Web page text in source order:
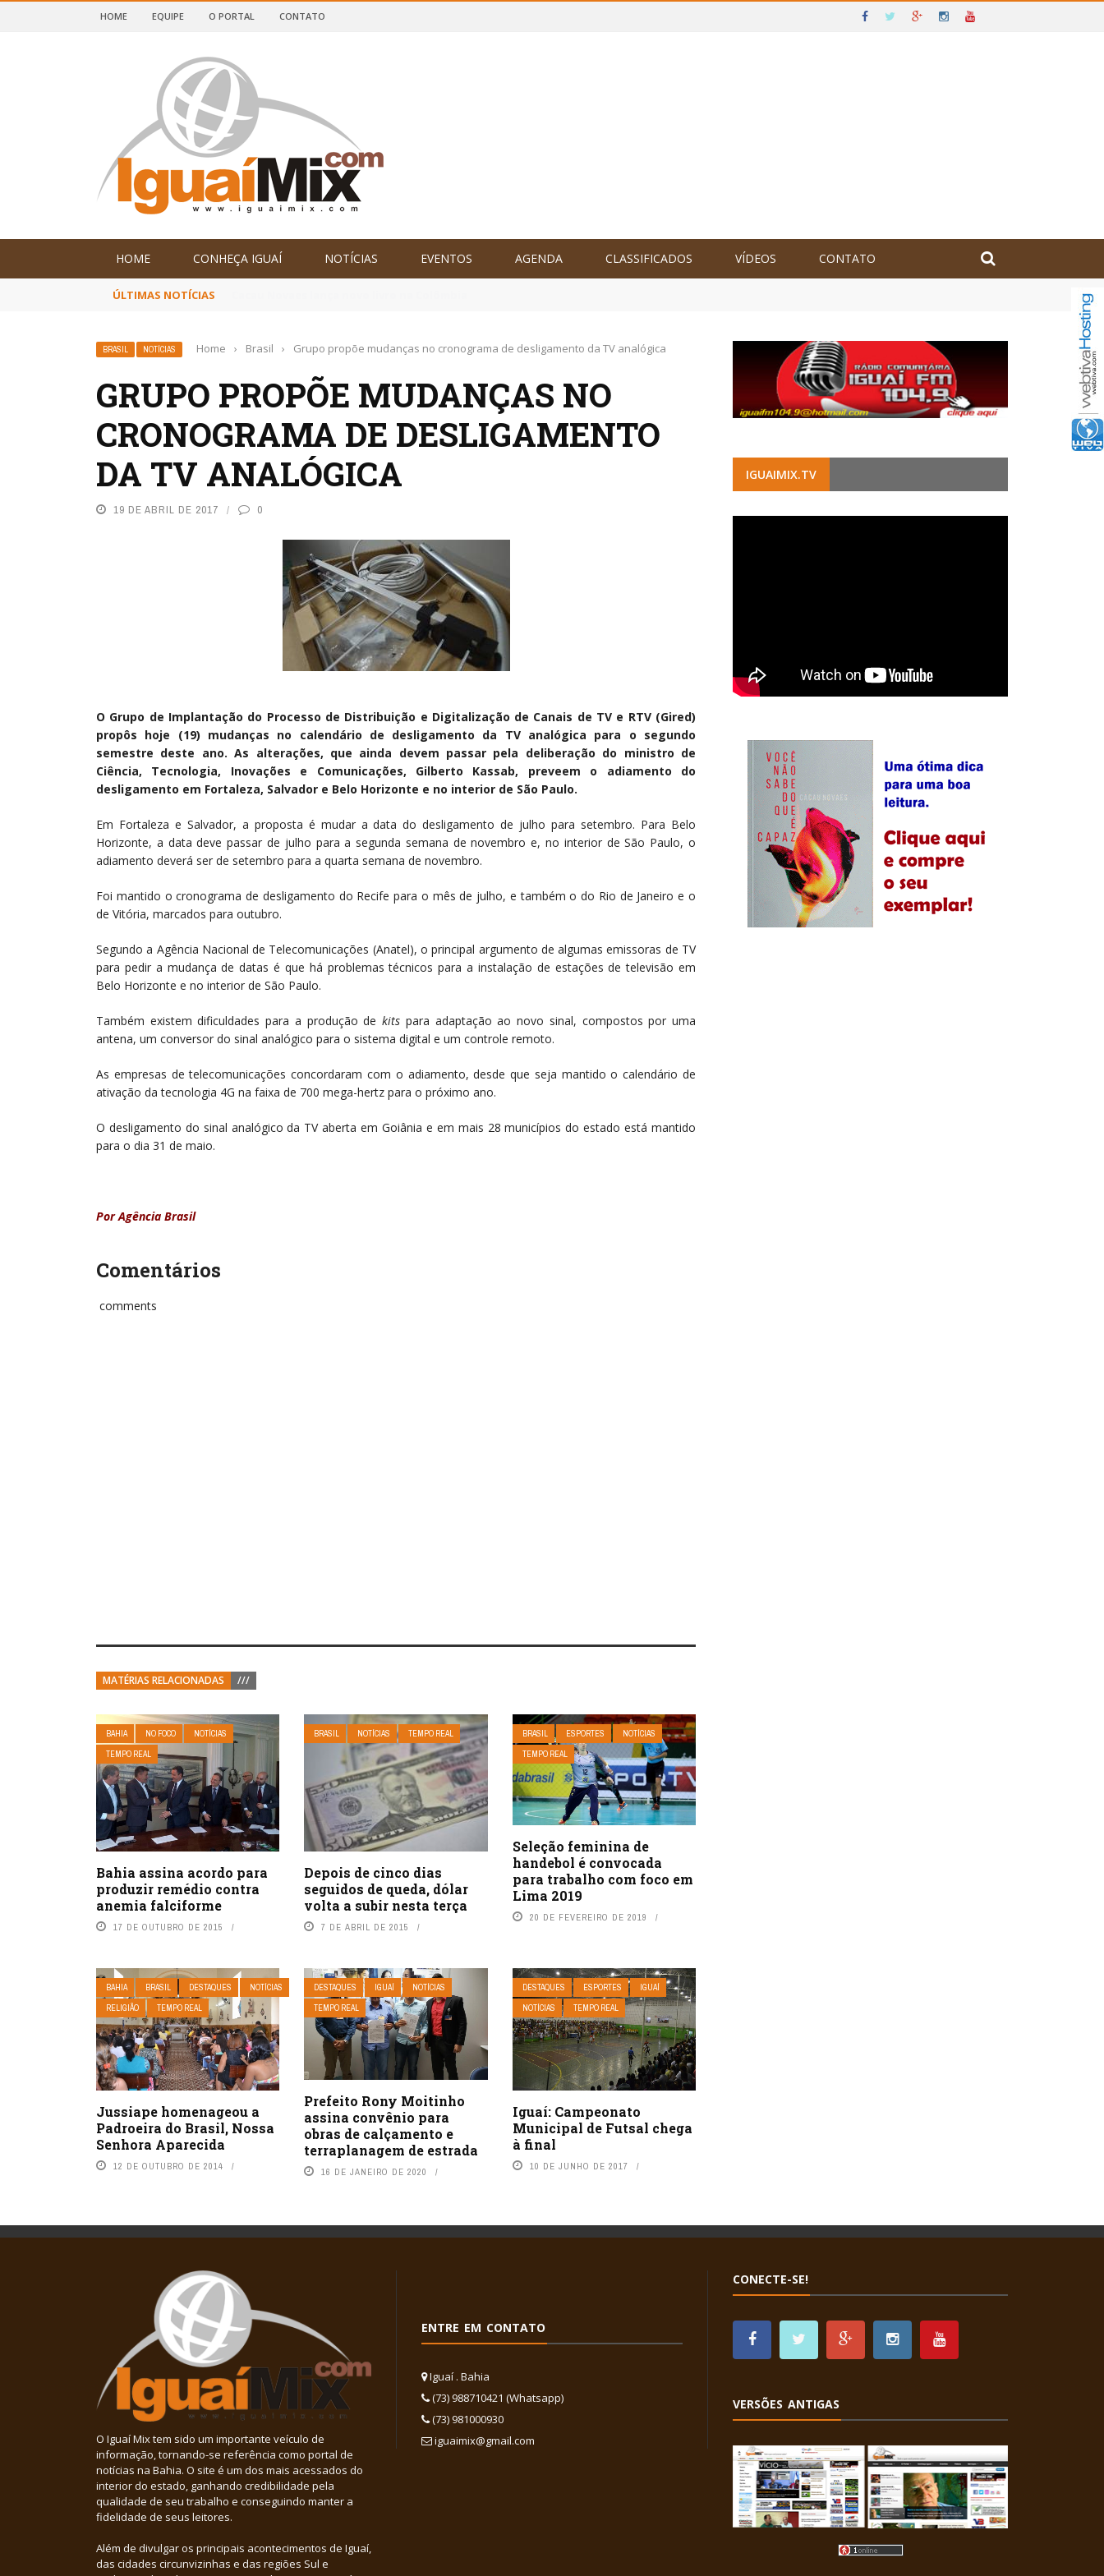
E SUDOESTE DA BAHIA
HOME EQUIPE O PORTAL CONTATO
HOME CONHEÇA IGUAÍ NOTÍCIAS EVENTOS AGENDA CLASSIFICADOS VÍDEOS CONTATO
ÚLTIMAS NOTÍCIAS
BRASIL NOTÍCIAS Home › Brasil › Grupo propõe mudanças no cronograma de desligamento da TV analógica
GRUPO PROPÕE MUDANÇAS NO
CRONOGRAMA DE DESLIGAMENTO
DA TV ANALÓGICA
19 DE ABRIL DE 2017 0
O Grupo de Implantação do Processo de Distribuição e Digitalização de Canais de TV e RTV (Gired)
propôs hoje (19) mudanças no calendário de desligamento da TV analógica para o segundo
semestre deste ano. As alterações, que ainda devem passar pela deliberação do ministro de
Ciência, Tecnologia, Inovações e Comunicações, Gilberto Kassab, preveem o adiamento do
desligamento em Fortaleza, Salvador e Belo Horizonte e no interior de São Paulo.
Em Fortaleza e Salvador, a proposta é mudar a data do desligamento de julho para setembro. Para Belo
Horizonte, a data deve passar de julho para a segunda semana de novembro e, no interior de São Paulo, o
adiamento deverá ser de setembro para a quarta semana de novembro.
Foi mantido o cronograma de desligamento do Recife para o mês de julho, e também o do Rio de Janeiro e o
de Vitória, marcados para outubro.
Segundo a Agência Nacional de Telecomunicações (Anatel), o principal argumento de algumas emissoras de TV
para pedir a mudança de datas é que há problemas técnicos para a instalação de estações de televisão em
Belo Horizonte e no interior de São Paulo.
Também existem dificuldades para a produção dekits para adaptação ao novo sinal, compostos por uma
antena, um conversor do sinal analógico para o sistema digital e um controle remoto.
As empresas de telecomunicações concordaram com o adiamento, desde que seja mantido o calendário de
ativação da tecnologia 4G na faixa de 700 mega-hertz para o próximo ano.
O desligamento do sinal analógico da TV aberta em Goiânia e em mais 28 municípios do estado está mantido
para o dia 31 de maio.
Por Agência Brasil
Comentários
comments
MATÉRIAS RELACIONADAS ///
BAHIA NO FOCO
NOTÍCIAS
TEMPO REAL
Bahia assina acordo para
produzir remédio contra
anemia falciforme
17 DE OUTUBRO DE 2015
BRASIL NOTÍCIAS TEMPO REAL
Depois de cinco dias
seguidos de queda, dólar
volta a subir nesta terça
7 DE ABRIL DE 2015
BRASIL ESPORTES
NOTÍCIAS
TEMPO REAL
Seleção feminina de
handebol é convocada
para trabalho com foco em
Lima 2019
20 DE FEVEREIRO DE 2019
BAHIA BRASIL DESTAQUES
NOTÍCIAS
RELIGIÃO
TEMPO REAL
Jussiape homenageou a
Padroeira do Brasil, Nossa
Senhora Aparecida
12 DE OUTUBRO DE 2014
DESTAQUES IGUAÍ
NOTÍCIAS
TEMPO REAL
Prefeito Rony Moitinho
assina convênio para
obras de calçamento e
terraplanagem de estrada
16 DE JANEIRO DE 2020
DESTAQUES ESPORTES
IGUAÍ
NOTÍCIAS
TEMPO REAL
Iguaí: Campeonato
Municipal de Futsal chega
à final
10 DE JUNHO DE 2017
IGUAIMIX.TV
O Iguaí Mix tem sido um importante veículo de
informação, tornando-se referência como portal de
notícias na Bahia. O site é um dos mais acessados do
interior do estado, ganhando credibilidade pela
qualidade de seu trabalho e conseguindo manter a
fidelidade de seus leitores.
Além de divulgar os principais acontecimentos de Iguaí,
das cidades circunvizinhas e das regiões Sul e
ENTRE EM CONTATO
Iguaí . Bahia
(73) 988710421 (Whatsapp)
(73) 981000930
iguaimix@gmail.com
CONECTE-SE!
VERSÕES ANTIGAS